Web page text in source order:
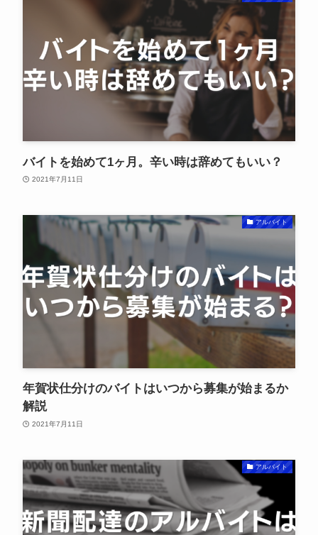
バイトを始めて1ヶ月。辛い時は辞めてもいい？
2021年7月11日
アルバイト
年賀状仕分けのバイトはいつから募集が始まるか
解説
2021年7月11日
アルバイト